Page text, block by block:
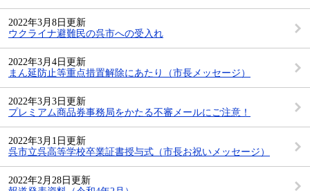
2022年3月8日更新
ウクライナ避難民の呉市への受入れ
2022年3月4日更新
まん延防止等重点措置解除にあたり（市長メッセージ）
2022年3月3日更新
プレミアム商品券事務局をかたる不審メールにご注意！
2022年3月1日更新
呉市立呉高等学校卒業証書授与式（市長お祝いメッセージ）
2022年2月28日更新